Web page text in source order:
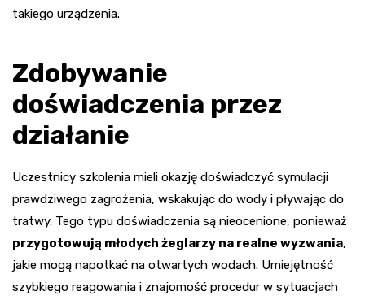
takiego urządzenia.
Zdobywanie
doświadczenia przez
działanie
Uczestnicy szkolenia mieli okazję doświadczyć symulacji
prawdziwego zagrożenia, wskakując do wody i pływając do
tratwy. Tego typu doświadczenia są nieocenione, ponieważ
przygotowują młodych żeglarzy na realne wyzwania,
jakie mogą napotkać na otwartych wodach. Umiejętność
szybkiego reagowania i znajomość procedur w sytuacjach